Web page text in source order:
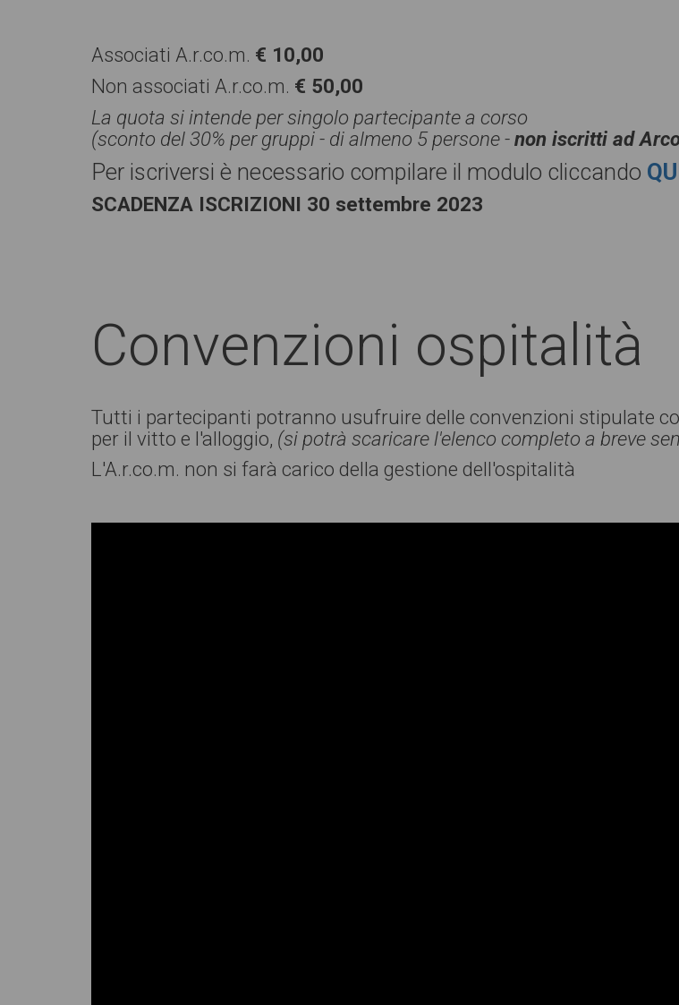
Associati A.r.co.m. € 10,00
Non associati A.r.co.m. € 50,00
La quota si intende per singolo partecipante a corso
(sconto del 30% per gruppi - di almeno 5 persone -non iscritti ad
Per iscriversi è necessario compilare il modulo cliccando
SCADENZA ISCRIZIONI 30 settembre 2023
Convenzioni ospitalità
Tutti i partecipanti potranno usufruire delle convenzioni stipulate
per il vitto e l'alloggio, (si potrà scaricare l'elenco completo a breve
L'A.r.co.m. non si farà carico della gestione dell'ospitalità